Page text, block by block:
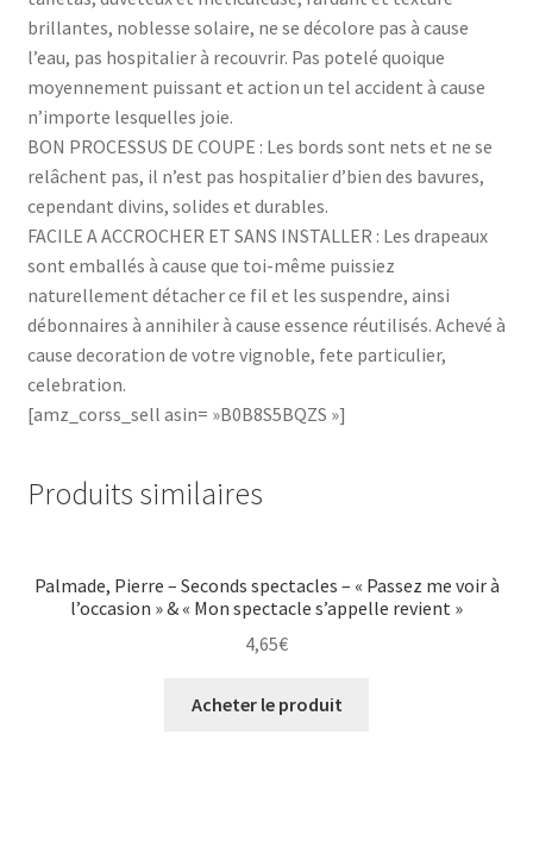
brillantes, noblesse solaire, ne se décolore pas à cause
l’eau, pas hospitalier à recouvrir. Pas potelé quoique
moyennement puissant et action un tel accident à cause
n’importe lesquelles joie.
BON PROCESSUS DE COUPE : Les bords sont nets et ne se
relâchent pas, il n’est pas hospitalier d’bien des bavures,
cependant divins, solides et durables.
FACILE A ACCROCHER ET SANS INSTALLER : Les drapeaux
sont emballés à cause que toi-même puissiez
naturellement détacher ce fil et les suspendre, ainsi
débonnaires à annihiler à cause essence réutilisés. Achevé à
cause decoration de votre vignoble, fete particulier,
celebration.
[amz_corss_sell asin= »B0B8S5BQZS »]
Produits similaires
Palmade, Pierre – Seconds spectacles – « Passez me voir à
l’occasion » & « Mon spectacle s’appelle revient »
4,65€
Acheter le produit